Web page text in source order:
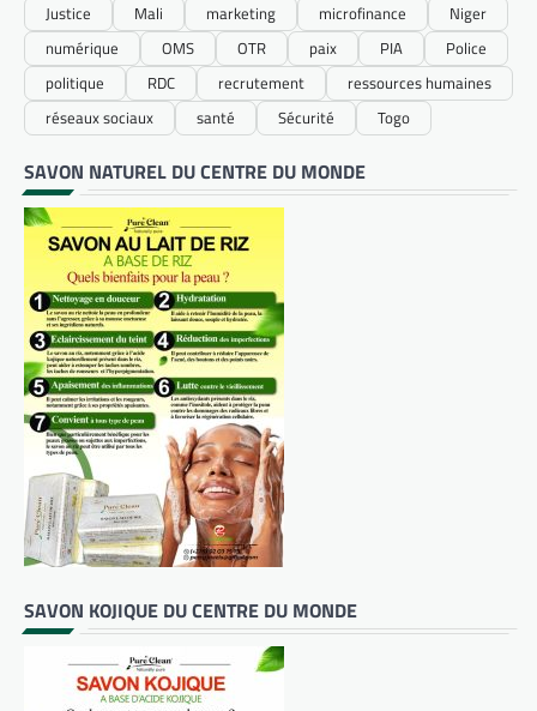
Justice
Mali marketing microfinance
Niger
numérique
OMS OTR paix PIA
Police
politique
RDC recrutement
ressources humaines
réseaux sociaux
santé Sécurité Togo
SAVON NATUREL DU CENTRE DU MONDE
SAVON KOJIQUE DU CENTRE DU MONDE